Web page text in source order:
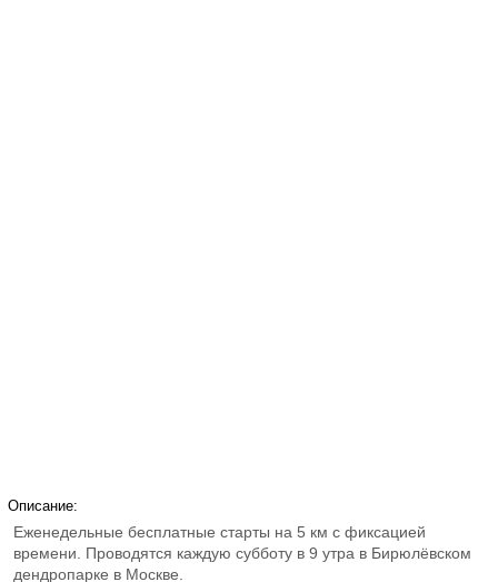
Описание:
Еженедельные бесплатные старты на 5 км с фиксацией
времени. Проводятся каждую субботу в 9 утра в Бирюлёвском
дендропарке в Москве.